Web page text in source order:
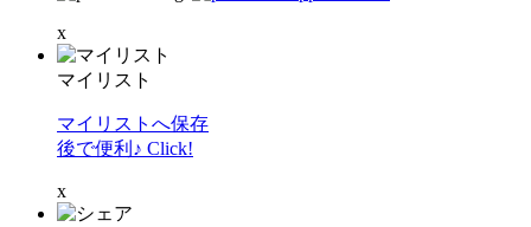
x
マイリスト
マイリストへ保存
後で便利♪ Click!
x